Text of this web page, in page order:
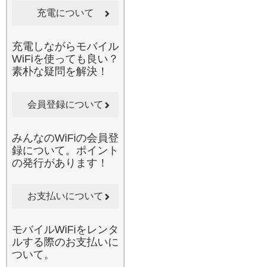
時、一時的なリモートワー
ビスです。お申し込みはオ
ンラインで完結し、お届け
もスピーディー。返却も同
函するだけと、驚くほど手
軽です。みんなのWi-Fiで
ルに合わせた多様なプラン
をご提案しております。通
信費を抑えつつ、いつでも
どこでも制限なしの快適な
方に、心からお勧めしたい
当店のレンタルWi-Fiは、1
台のルーターで複数のデバ
イスに同時接続が可能で
充電について
充電しながらモバイル
WiFiを使っても良い？
素朴な疑問を解決！
会員登録について
みんなのWiFiの会員登
録について。ポイント
の発行があります！
お支払いについて
モバイルWiFiをレンタ
ルする際のお支払いに
ついて。